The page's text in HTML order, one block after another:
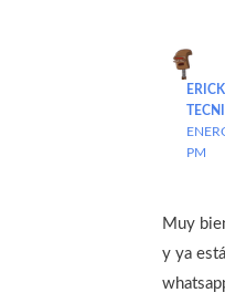
PM
Muy
y ya